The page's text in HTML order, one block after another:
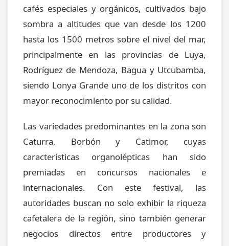
cafés especiales y orgánicos, cultivados bajo
sombra a altitudes que van desde los 1200
hasta los 1500 metros sobre el nivel del mar,
principalmente en las provincias de Luya,
Rodríguez de Mendoza, Bagua y Utcubamba,
siendo Lonya Grande uno de los distritos con
mayor reconocimiento por su calidad.
Las variedades predominantes en la zona son
Caturra, Borbón y Catimor, cuyas
características organolépticas han sido
premiadas en concursos nacionales e
internacionales. Con este festival, las
autoridades buscan no solo exhibir la riqueza
cafetalera de la región, sino también generar
negocios directos entre productores y